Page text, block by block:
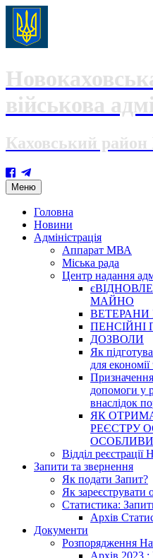
військова
Каховський район
Меню Skip
to
content
Головна
Новини
Адміністрація
Аппарат МВА
Міська рада
Центр надання
МАЙНО
ВЕТЕРАНИ
ПЕНСІЙНІ
ДОЗВОЛИ
Як
для економії
допомоги у
внаслідок
ЯК
РЕЄСТРУ
Відділ реєстрації
Запити та звернення
Як подати Запит?
Як зареєструвати
Статистика:
Архів
Документи
Розпорядження
Архів 2023